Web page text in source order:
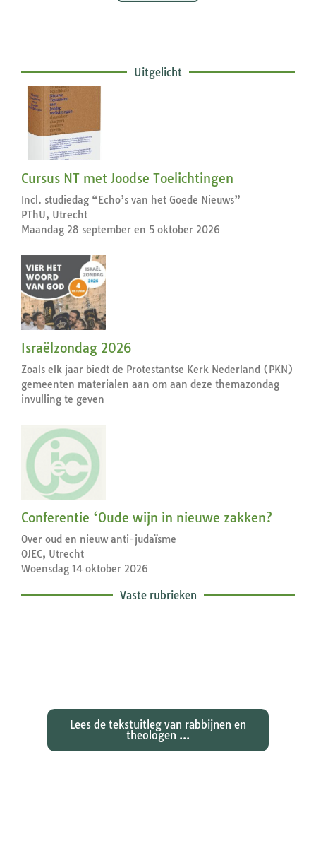
Uitgelicht
Cursus NT met Joodse Toelichtingen
Incl. studiedag “Echo’s van het Goede Nieuws”
PThU, Utrecht
Maandag 28 september en 5 oktober 2026
Israëlzondag 2026
Zoals elk jaar biedt de Protestantse Kerk Nederland (PKN)
gemeenten materialen aan om aan deze themazondag
invulling te geven
Conferentie ‘Oude wijn in nieuwe zakken?
Over oud en nieuw anti-judaïsme
OJEC, Utrecht
Woensdag 14 oktober 2026
Vaste rubrieken
Lees de tekstuitleg van rabbijnen en
theologen ...